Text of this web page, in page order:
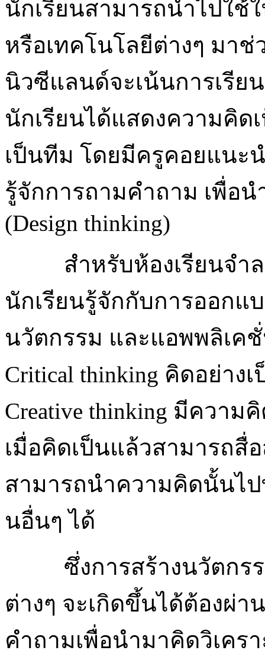
นักเรียนสามารถนำไปใช้
หรือเทคโนโลยีต่างๆ มา
นิวซีแลนด์จะเน้นการเรีย
นักเรียนได้แสดงความคิด
เป็นทีม โดยมีครูคอยแนะ
รู้จักการถามคำถาม เพื่อ
(Design thinking)
สำหรับห้องเรียนจ
นักเรียนรู้จักกับการออกแ
นวัตกรรม และแอพพลิเ
Critical thinking คิดอย่า
Creative thinking มีความ
เมื่อคิดเป็นแล้วสามารถสื่อ
สามารถนำความคิดนั้นไ
นอื่นๆ ได้
ซึ่งการสร้างนวัตกร
ต่างๆ จะเกิดขึ้นได้ต้องผ่
คำถามเพื่อนำมาคิดวิเคร